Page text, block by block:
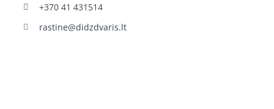
+370 41 431514
rastine@didzdvaris.lt